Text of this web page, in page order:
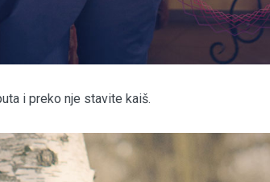
i preko nje stavite kaiš.